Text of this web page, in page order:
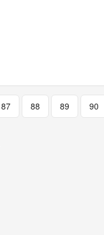
87 88 89 90